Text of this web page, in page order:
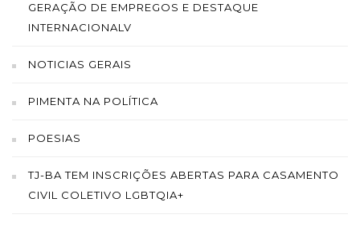
GERAÇÃO DE EMPREGOS E DESTAQUE
INTERNACIONALV
NOTICIAS GERAIS
PIMENTA NA POLÍTICA
POESIAS
TJ-BA TEM INSCRIÇÕES ABERTAS PARA CASAMENTO
CIVIL COLETIVO LGBTQIA+